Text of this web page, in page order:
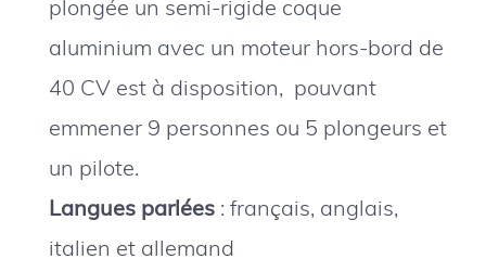
plongée un semi-rigide coque
aluminium avec un moteur hors-bord de
40 CV est à disposition, pouvant
emmener 9 personnes ou 5 plongeurs et
un pilote.
Langues parlées : français, anglais,
italien et allemand